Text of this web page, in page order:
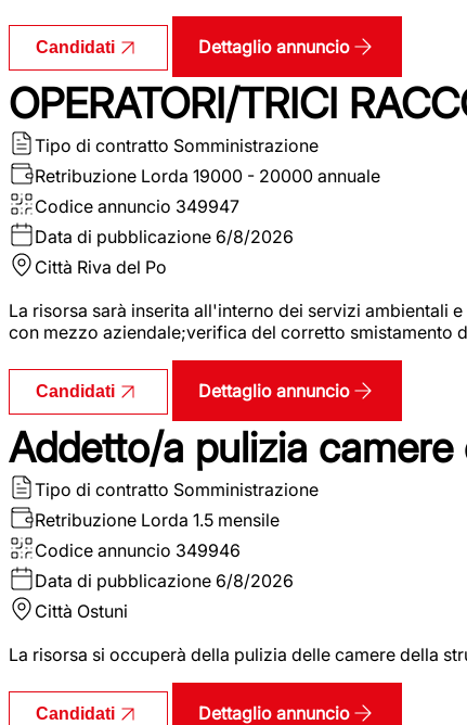
Candidati Dettaglio annuncio
OPERATORI/TRICI
Tipo di contratto Somministrazione
Retribuzione Lorda 19000 - 20000 annuale
Codice annuncio 349947
Data di pubblicazione 6/8/2026
Città Riva del Po
La risorsa sarà inserita all'interno dei servizi ambientali
con mezzo aziendale;verifica del corretto smistamento
Candidati Dettaglio annuncio
Addetto/a pulizia
Tipo di contratto Somministrazione
Retribuzione Lorda 1.5 mensile
Codice annuncio 349946
Data di pubblicazione 6/8/2026
Città Ostuni
La risorsa si occuperà della pulizia delle camere della
Candidati Dettaglio annuncio